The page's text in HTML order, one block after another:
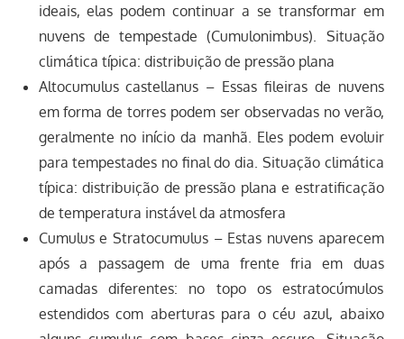
ideais, elas podem continuar a se transformar em
nuvens de tempestade (Cumulonimbus). Situação
climática típica: distribuição de pressão plana
Altocumulus castellanus – Essas fileiras de nuvens
em forma de torres podem ser observadas no verão,
geralmente no início da manhã. Eles podem evoluir
para tempestades no final do dia. Situação climática
típica: distribuição de pressão plana e estratificação
de temperatura instável da atmosfera
Cumulus e Stratocumulus – Estas nuvens aparecem
após a passagem de uma frente fria em duas
camadas diferentes: no topo os estratocúmulos
estendidos com aberturas para o céu azul, abaixo